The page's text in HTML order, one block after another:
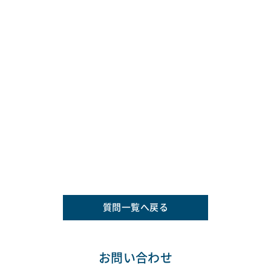
質問一覧へ戻る
お問い合わせ